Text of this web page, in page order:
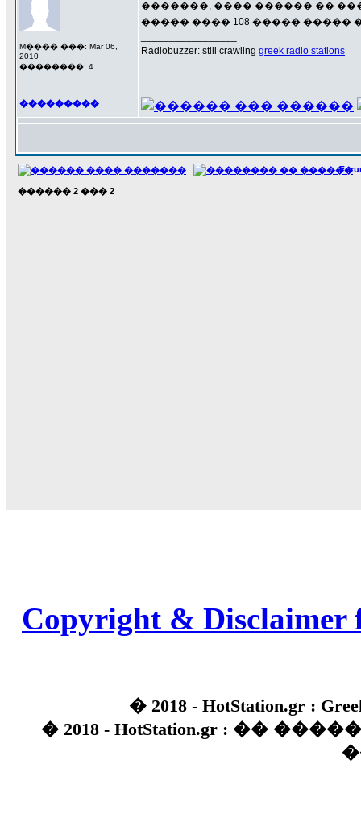
M���� ���: Mar 06,
2010
��������: 4
�������, ���� ������ ��
����� ���� 108 �����
Radiobuzzer: still crawling greek radio stations
���������
������ 2 ��� 2
Copyright & Disclaimer
� 2018 - HotStation.gr :
� 2018 - HotStation.gr : ��